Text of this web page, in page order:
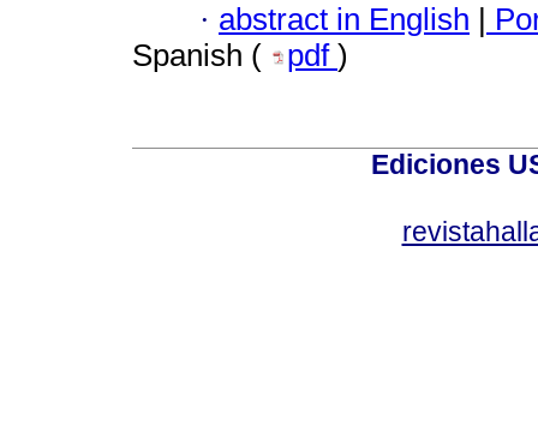
· abstract in English |
Spanish (
pdf )
Ediciones